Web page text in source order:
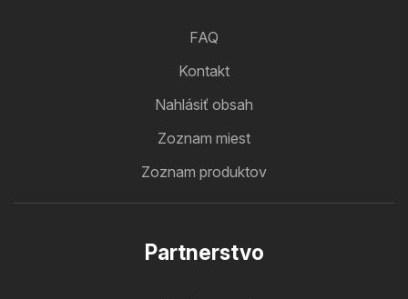
FAQ
Kontakt
Nahlásiť obsah
Zoznam miest
Zoznam produktov
Partnerstvo